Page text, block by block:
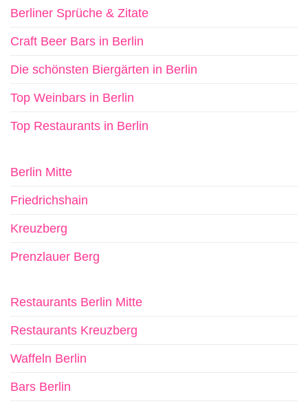
Berliner Sprüche & Zitate
Craft Beer Bars in Berlin
Die schönsten Biergärten in Berlin
Top Weinbars in Berlin
Top Restaurants in Berlin
Berlin Mitte
Friedrichshain
Kreuzberg
Prenzlauer Berg
Restaurants Berlin Mitte
Restaurants Kreuzberg
Waffeln Berlin
Bars Berlin